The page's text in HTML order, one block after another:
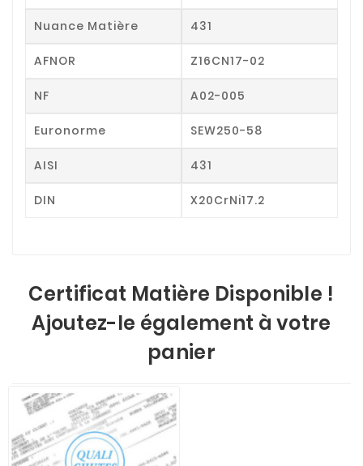
Nuance Matière 431
AFNOR Z16CN17-02
NF A02-005
Euronorme SEW250-58
AISI 431
DIN X20CrNi17.2
Certificat Matière Disponible !
Ajoutez-le également à votre
panier